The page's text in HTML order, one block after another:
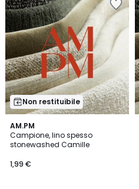
Non restituibile
AM.PM
Campione, lino spesso
stonewashed Camille
1,99 €